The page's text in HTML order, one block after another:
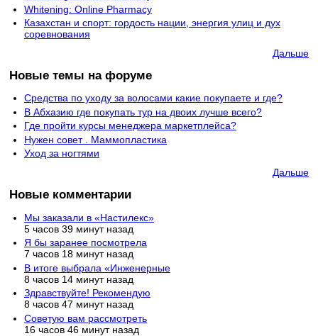
Whitening: Online Pharmacy
Казахстан и спорт: гордость нации, энергия улиц и дух
соревнования
Дальше
Новые темы на форуме
Средства по уходу за волосами какие покупаете и где?
В Абхазию где покупать тур на двоих лучше всего?
Где пройти курсы менеджера маркетплейса?
Нужен совет . Маммопластика
Уход за ногтями
Дальше
Новые комментарии
Мы заказали в «Настилекс»
5 часов 39 минут назад
Я бы заранее посмотрела
7 часов 18 минут назад
В итоге выбрала «Инженерные
8 часов 14 минут назад
Здравствуйте! Рекомендую
8 часов 47 минут назад
Советую вам рассмотреть
16 часов 46 минут назад